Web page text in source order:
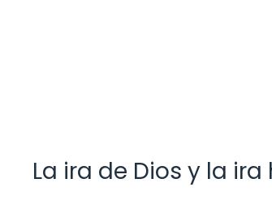
La ira de Dios y la